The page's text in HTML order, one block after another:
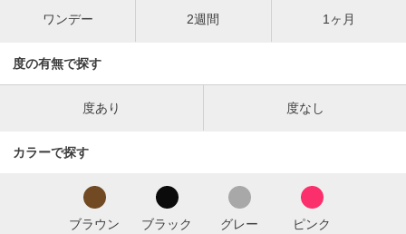
ワンデー 2週間 1ヶ月
度の有無で探す
度あり 度なし
カラーで探す
ブラウン ブラック グレー ピンク